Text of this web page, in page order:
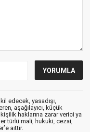
edecek, yasadışı,
aşağılayıcı, küçük
haklarına zarar verici ya
türlü mali, hukuki, cezai,
aittir.